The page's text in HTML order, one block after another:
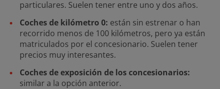
particulares. Suelen tener entre uno y dos años.
Coches de kilómetro 0: están sin estrenar o han
recorrido menos de 100 kilómetros, pero ya están
matriculados por el concesionario. Suelen tener
precios muy interesantes.
Coches de exposición de los concesionarios:
similar a la opción anterior.